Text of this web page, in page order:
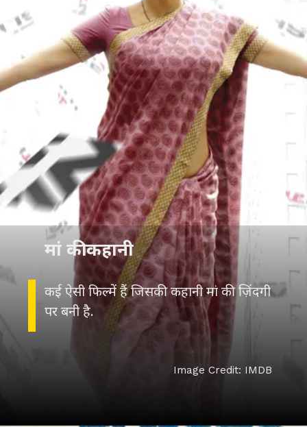
कई ऐसी फिल्में हैं जिसकी कहानी मां की ज़िंदगी
पर बनी है.
मां की कहानी
Image Credit: IMDB